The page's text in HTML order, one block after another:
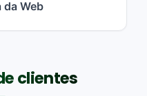
da Web
clientes